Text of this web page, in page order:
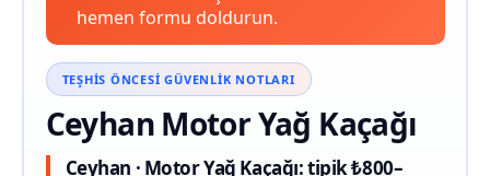
hemen formu doldurun.
TEŞHIS ÖNCESI GÜVENLIK NOTLARI
Ceyhan Motor Yağ Kaçağı
Ceyhan · Motor Yağ Kaçağı: tipik ₺800–